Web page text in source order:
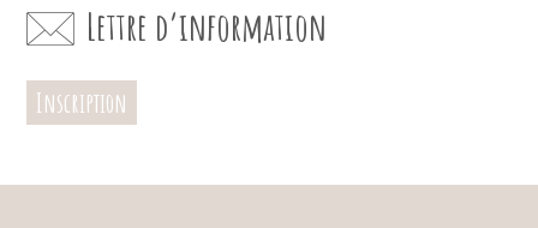
Lettre d’information
Inscription